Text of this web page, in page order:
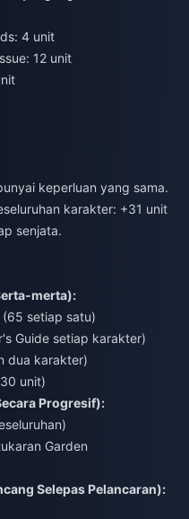
4 unit
12 unit
keperluan yang sama.
karakter: +31 unit
senjata.
merta):
(65 setiap satu)
Guide setiap karakter)
dua karakter)
unit)
Progresif):
Garden
Selepas Pelancaran):